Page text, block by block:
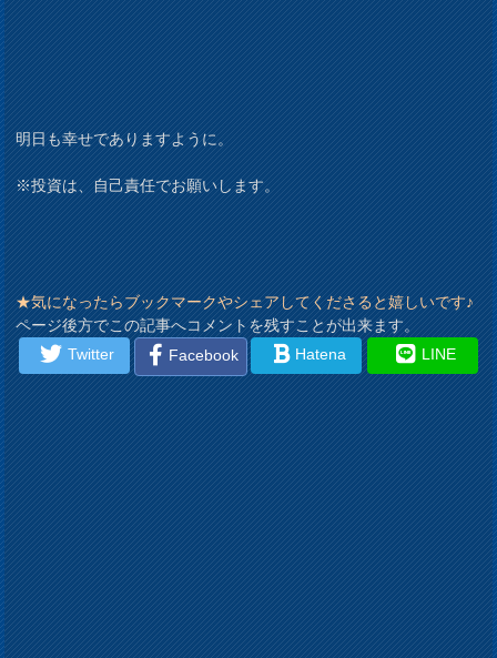
明日も幸せでありますように。
※投資は、自己責任でお願いします。
★気になったらブックマークやシェアしてくださると嬉しいです♪
ページ後方でこの記事へコメントを残すことが出来ます。
Twitter
Facebook Hatena LINE